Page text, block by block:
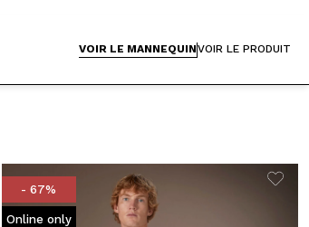
VOIR LE MANNEQUINVOIR LE PRODUIT
- 67%
Online only